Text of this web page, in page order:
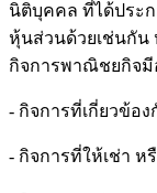
นิติบุคคล ที่ได้ประ
หุ้นส่วนด้วยเช่นกัน
กิจการพาณิชยกิจมี
- กิจการที่เกี่ยวข้อ
- กิจการที่ให้เช่า ห